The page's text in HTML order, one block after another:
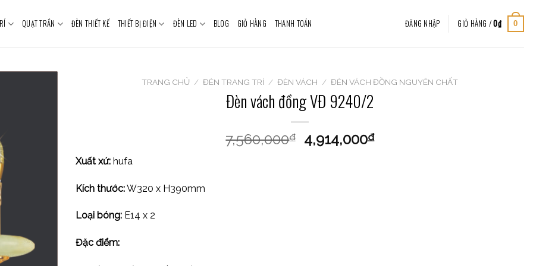
QUẠT TRẦN ĐÈN THIẾT KẾ THIẾT BỊ ĐIỆN ĐÈN LED BLOG GIỎ HÀNG THANH TOÁN ĐĂNG NHẬP GIỎ HÀNG /0₫ 0
TRANG CHỦ / ĐÈN TRANG TRÍ / ĐÈN VÁCH / ĐÈN VÁCH ĐỒNG NGUYÊN CHẤT
Đèn vách đồng VĐ 9240/2
7,560,000₫ 4,914,000₫
Xuất xứ: hufa
Kích thước:W320 x H390mm
Loại bóng: E14 x 2
Đặc điểm: